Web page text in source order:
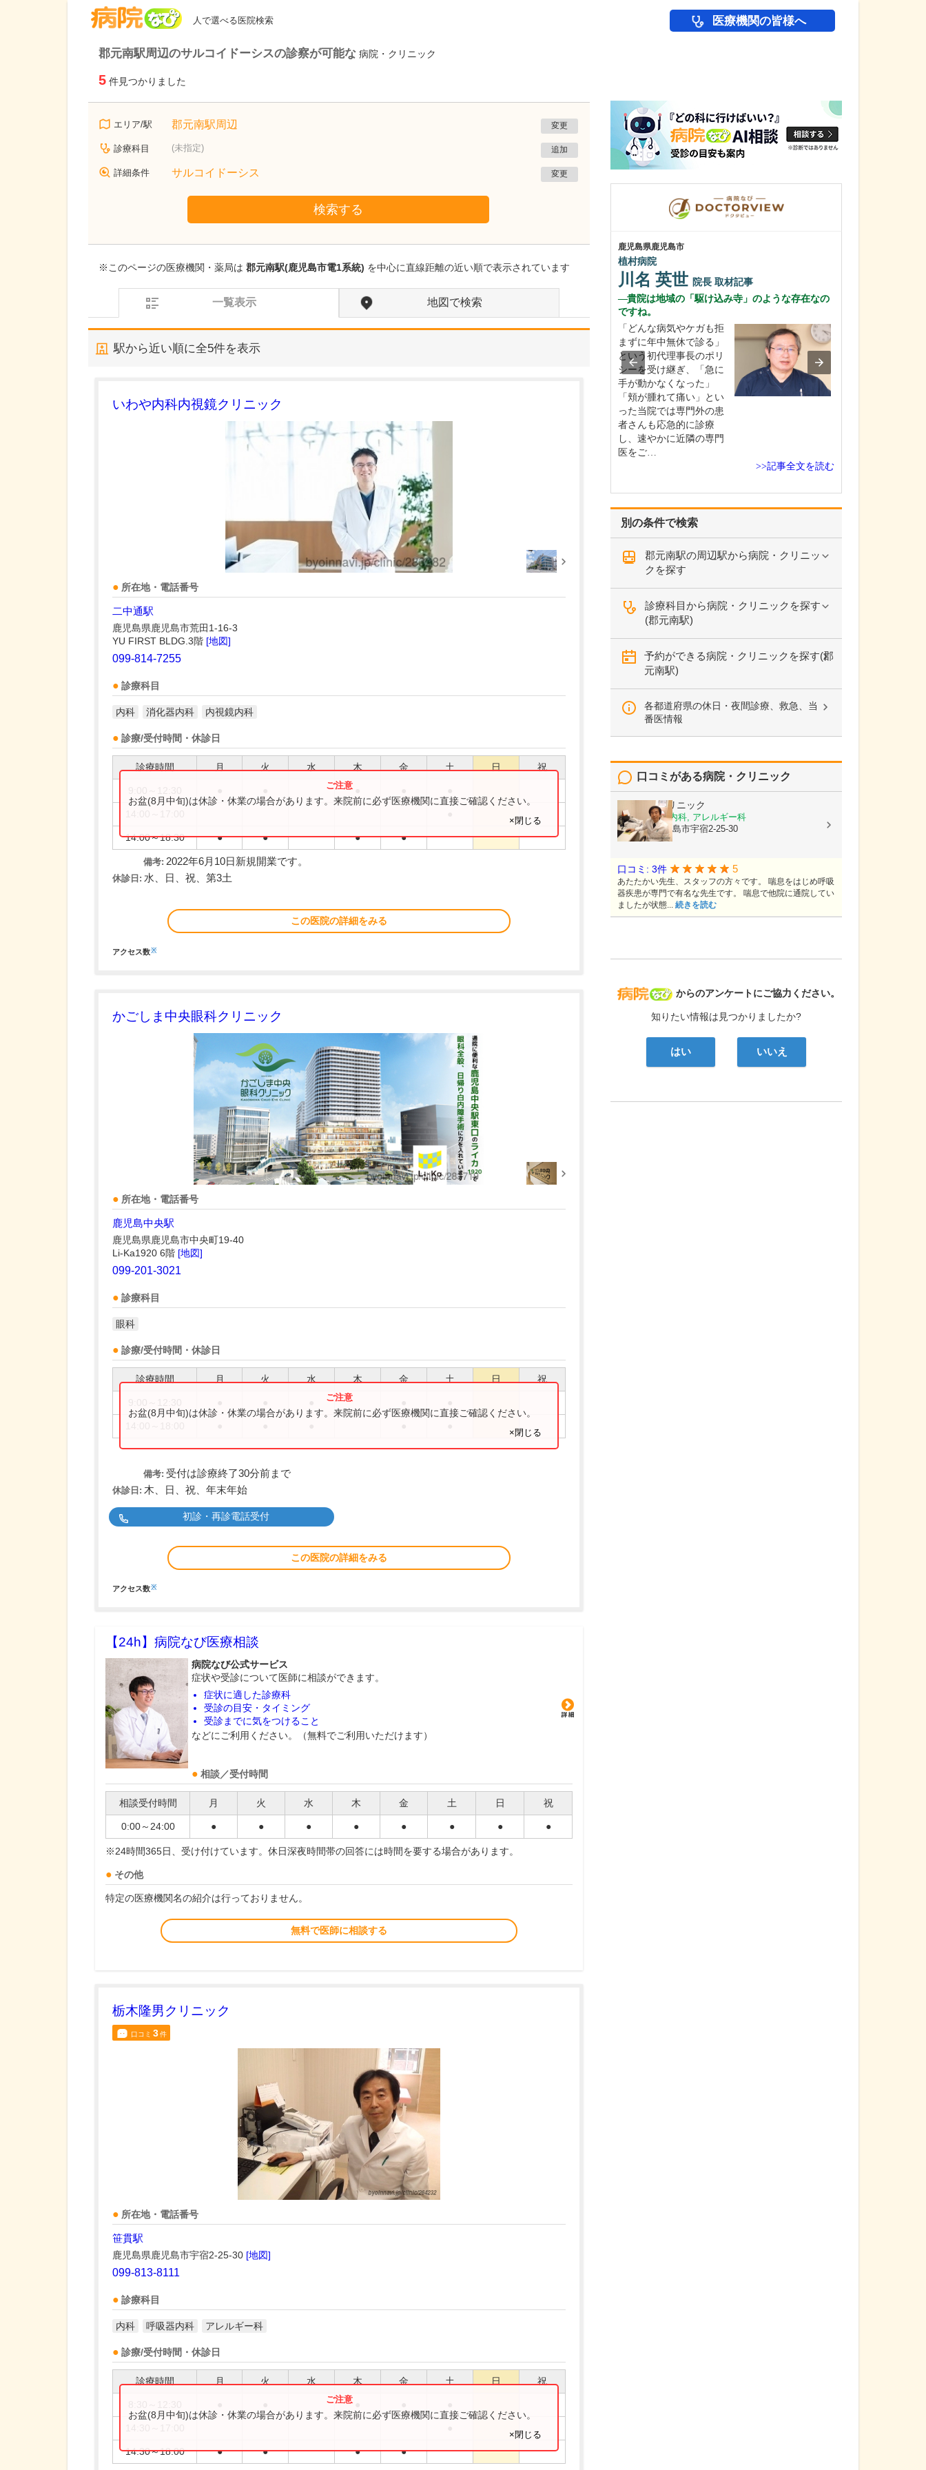
人で選べる医院検索 医療機関の皆様へ
郡元南駅周辺のサルコイドーシスの診察が可能な 病院・クリニック
5 件見つかりました
エリア/駅 郡元南駅周辺 変更
診療科目 (未指定) 追加
詳細条件 サルコイドーシス 変更
検索する
※このページの医療機関・薬局は 郡元南駅(鹿児島市電1系統) を中心に直線距離の近い順で表示されています
一覧表示 地図で検索
駅から近い順に全5件を表示
いわや内科内視鏡クリニック
所在地・電話番号
二中通駅
鹿児島県鹿児島市荒田1-16-3
YU FIRST BLDG.3階 [地図]
099-814-7255
診療科目
内科 消化器内科 内視鏡内科
診療/受付時間・休診日
診療時間 月 火 水 木 金 土 日 祝
14:00～18:30 ● ● ● ●
お盆(8月中旬)は休診・休業の場合があります。来院前に必ず医療機関に直接ご確認ください。
×閉じる
備考: 2022年6月10日新規開業です。
休診日: 水、日、祝、第3土
この医院の詳細をみる
アクセス数※
かごしま中央眼科クリニック
所在地・電話番号
鹿児島中央駅
鹿児島県鹿児島市中央町19-40
Li-Ka1920 6階 [地図]
099-201-3021
診療科目
眼科
診療/受付時間・休診日
診療時間 月 火 水 木 金 土 日 祝
お盆(8月中旬)は休診・休業の場合があります。来院前に必ず医療機関に直接ご確認ください。
×閉じる
備考: 受付は診療終了30分前まで
休診日: 木、日、祝、年末年始
初診・再診電話受付
この医院の詳細をみる
アクセス数※
【24h】 病院なび医療相談
病院なび公式サービス
症状や受診について医師に相談ができます。
症状に適した診療科
受診の目安・タイミング
受診までに気をつけること
などにご利用ください。（無料でご利用いただけます）
相談／受付時間
相談受付時間 月 火 水 木 金 土 日 祝
0:00～24:00 ● ● ● ● ● ● ● ●
※24時間365日、受け付けています。休日深夜時間帯の回答には時間を要する場合があります。
その他
特定の医療機関名の紹介は行っておりません。
無料で医師に相談する
栃木隆男クリニック
口コミ 3件
所在地・電話番号
笹貫駅
鹿児島県鹿児島市宇宿2-25-30 [地図]
099-813-8111
診療科目
内科 呼吸器内科 アレルギー科
診療/受付時間・休診日
診療時間 月 火 水 木 金 土 日 祝
14:30～18:00 ● ● ● ●
お盆(8月中旬)は休診・休業の場合があります。来院前に必ず医療機関に直接ご確認ください。
×閉じる
別の条件で検索
郡元南駅の周辺駅から病院・クリニッ
クを探す
診療科目から病院・クリニックを探す
(郡元南駅)
予約ができる病院・クリニックを探す(郡
元南駅)
各都道府県の休日・夜間診療、救急、当
番医情報
病院なび
からのアンケートにご協力ください。
知りたい情報は見つかりましたか?
はい いいえ
口コミがある病院・クリニック
栃木隆男クリニック
内科, 呼吸器内科, アレルギー科
鹿児島県鹿児島市宇宿2-25-30
口コミ: 3件 5
あたたかい先生、スタッフの方々です。 喘息をはじめ呼吸
器疾患が専門で有名な先生です。 喘息で他院に通院してい
ましたが状態... 続きを読む
鹿児島県鹿児島市
植村病院
川名 英世 院長 取材記事
貴院は地域の「駆け込み寺」のような存在なの
ですね。
「どんな病気やケガも拒
まずに年中無休で診る」
という初代理事長のポリ
シーを受け継ぎ、「急に
手が動かなくなった」
「頬が腫れて痛い」とい
った当院では専門外の患
者さんも応急的に診療
し、速やかに近隣の専門
医をご…
>>記事全文を読む
神奈川県川崎市麻生区
新百合ヶ丘龍クリニック
龍 彩香 副院長 取材記事
診療にあたるなかで、特に力を入れている疾患
はありますか?
ことで、息切れやむく
み、倦怠感などの症状を
行す…